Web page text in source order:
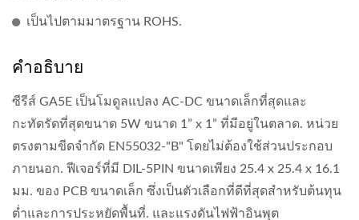
เป็นไปตามมาตรฐาน ROHS.
คำอธิบาย
ซีรีส์ GA5E เป็นโมดูลแปลง AC-DC ขนาดเล็กที่สุดและ
กะทัดรัดที่สุดขนาด 5W ขนาด 1” x 1” ที่มีอยู่ในตลาด. หน่วย
ตรงตามขีดจำกัด EN55032-"B" โดยไม่ต้องใช้ส่วนประกอบ
ภายนอก. ฟีเจอร์ที่มี DIL-5PIN ขนาดเพียง 25.4 x 25.4 x 16.1
มม. ของ PCB ขนาดเล็ก ซึ่งเป็นตัวเลือกที่ดีที่สุดสำหรับต้นทุน
ต่ำและการประหยัดพื้นที่. และแรงดันไฟฟ้าอินพุต